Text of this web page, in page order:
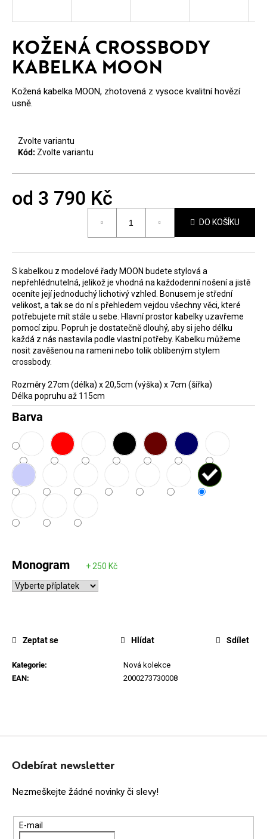
KOŽENÁ CROSSBODY
KABELKA MOON
Kožená kabelka MOON, zhotovená z vysoce kvalitní hovězí
usně.
Barva
Monogram
Zvolte variantu
Kód: Zvolte variantu
od 3 790 Kč
DO KOŠÍKU
S kabelkou z modelové řady MOON budete stylová a
nepřehlédnutelná, jelikož je vhodná na každodenní nošení a jistě
oceníte její jednoduchý lichotivý vzhled. Bonusem je střední
velikost, a tak se do ní s přehledem vejdou všechny věci, které
potřebujete mít stále u sebe. Hlavní prostor kabelky uzavřeme
pomocí zipu. Popruh je dostatečně dlouhý, aby si jeho délku
každá z nás nastavila podle vlastní potřeby. Kabelku můžeme
nosit zavěšenou na rameni nebo tolik oblíbeným stylem
crossbody.
Rozměry 27cm (délka) x 20,5cm (výška) x 7cm (šířka)
Délka popruhu až 115cm
Kategorie:
Nová kolekce
EAN: 2000273730008
Zeptat se Hlídat Sdílet
E
T
E
N
A
T
?
D
o
p
o
r
u
č
u
j
m
e
Z
Odebírat newsletter
Nezmeškejte žádné novinky či slevy!
E-mail